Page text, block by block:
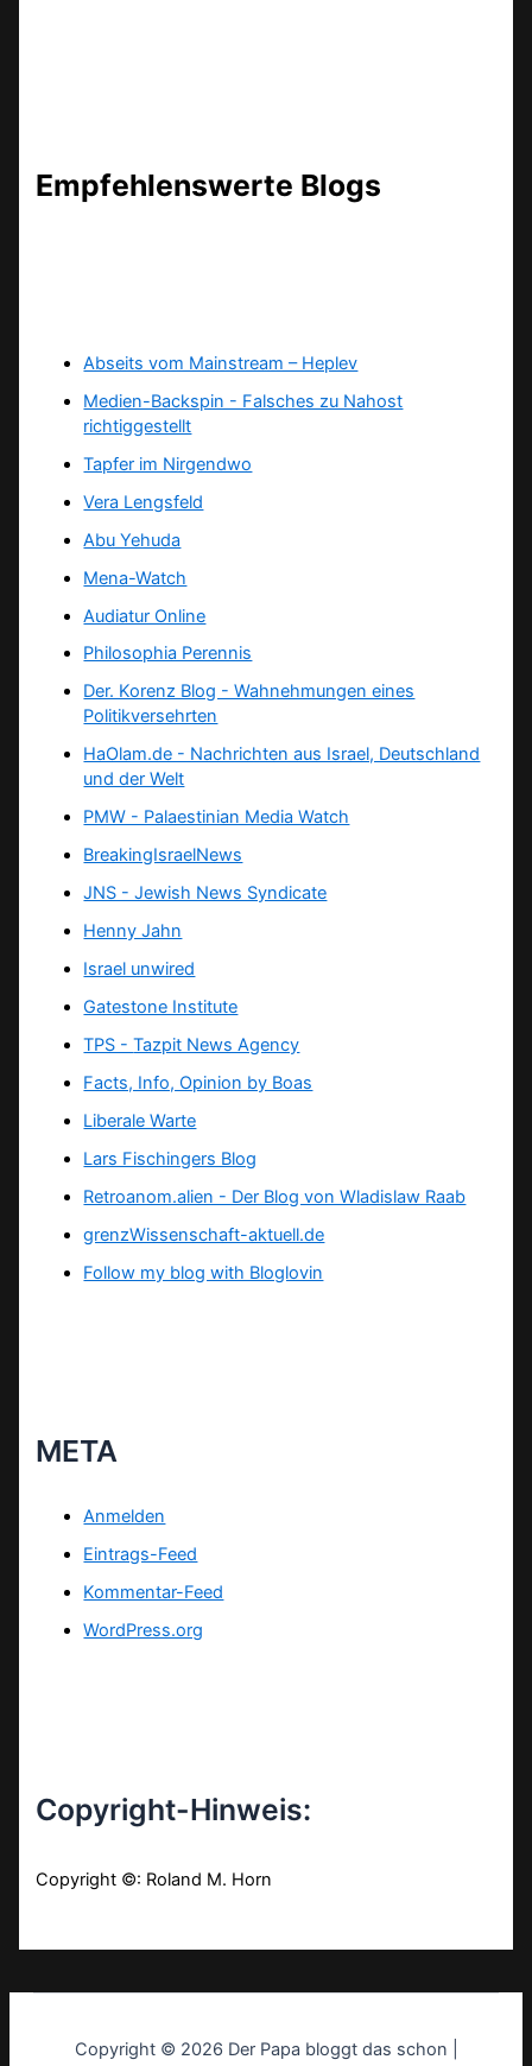
Empfehlenswerte Blogs
Abseits vom Mainstream – Heplev
Medien-Backspin - Falsches zu Nahost
richtiggestellt
Tapfer im Nirgendwo
Vera Lengsfeld
Abu Yehuda
Mena-Watch
Audiatur Online
Philosophia Perennis
Der. Korenz Blog - Wahnehmungen eines
Politikversehrten
HaOlam.de - Nachrichten aus Israel, Deutschland
und der Welt
PMW - Palaestinian Media Watch
BreakingIsraelNews
JNS - Jewish News Syndicate
Henny Jahn
Israel unwired
Gatestone Institute
TPS -Tazpit News Agency
Facts, Info, Opinion by Boas
Liberale Warte
Lars Fischingers Blog
Retroanom.alien - Der Blog von Wladislaw Raab
grenzWissenschaft-aktuell.de
Follow my blog with Bloglovin
META
Anmelden
Eintrags-Feed
Kommentar-Feed
WordPress.org
Copyright-Hinweis:
Copyright ©: Roland M. Horn
Copyright © 2026 Der Papa bloggt das schon |